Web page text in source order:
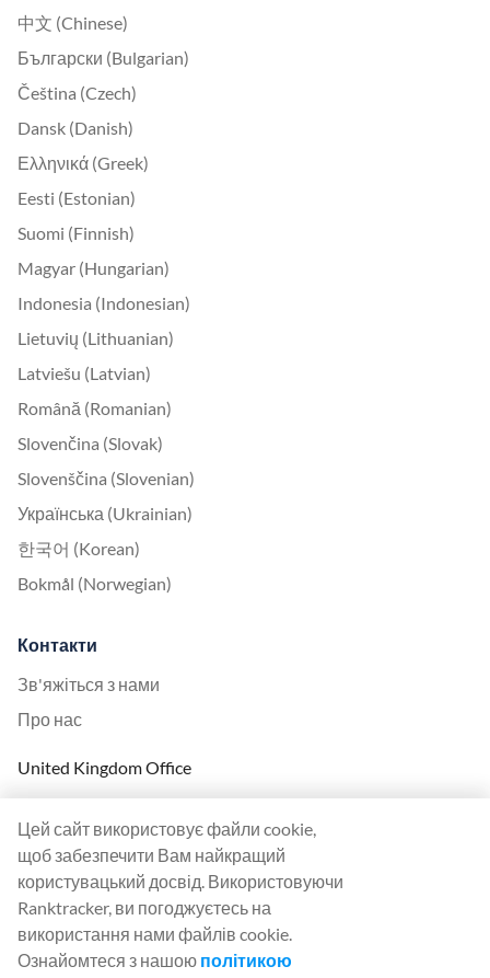
中文 (Chinese)
Български (Bulgarian)
Čeština (Czech)
Dansk (Danish)
Ελληνικά (Greek)
Eesti (Estonian)
Suomi (Finnish)
Magyar (Hungarian)
Indonesia (Indonesian)
Lietuvių (Lithuanian)
Latviešu (Latvian)
Română (Romanian)
Slovenčina (Slovak)
Slovenščina (Slovenian)
Українська (Ukrainian)
한국어 (Korean)
Bokmål (Norwegian)
Контакти
Зв'яжіться з нами
Про нас
United Kingdom Office
144A Clerkenwell Rd
London, EC1R 5DF
Company No: 08820809
felix@ranktracker.com
Цей сайт використовує файли cookie,
щоб забезпечити Вам найкращий
користувацький досвід. Використовуючи
Ranktracker, ви погоджуєтесь на
використання нами файлів cookie.
Ознайомтеся з нашою політикою